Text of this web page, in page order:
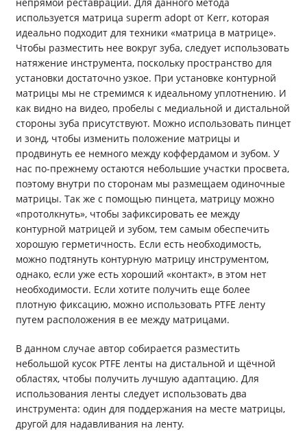
используется матрица superm adopt от Kerr, которая
идеально подходит для техники «матрица в матрице».
Чтобы разместить нее вокруг зуба, следует использовать
натяжение инструмента, поскольку пространство для
установки достаточно узкое. При установке контурной
матрицы мы не стремимся к идеальному уплотнению. И
как видно на видео, пробелы с медиальной и дистальной
стороны зуба присутствуют. Можно использовать пинцет
и зонд, чтобы изменить положение матрицы и
продвинуть ее немного между коффердамом и зубом. У
нас по-прежнему остаются небольшие участки просвета,
поэтому внутри по сторонам мы размещаем одиночные
матрицы. Так же с помощью пинцета, матрицу можно
«протолкнуть», чтобы зафиксировать ее между
контурной матрицей и зубом, тем самым обеспечить
хорошую герметичность. Если есть необходимость,
можно подтянуть контурную матрицу инструментом,
однако, если уже есть хороший «контакт», в этом нет
необходимости. Если хотите получить еще более
плотную фиксацию, можно использовать PTFE ленту
путем расположения в ее между матрицами.
В данном случае автор собирается разместить
небольшой кусок PTFE ленты на дистальной и щёчной
областях, чтобы получить лучшую адаптацию. Для
использования ленты следует использовать два
инструмента: один для поддержания на месте матрицы,
другой для надавливания на ленту.